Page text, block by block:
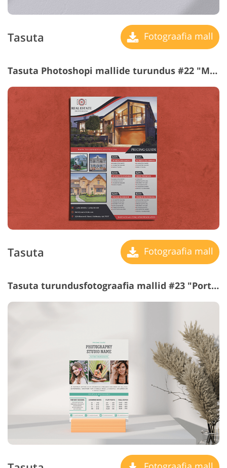
Tasuta Fotograafia mall
Tasuta Photoshopi mallide turundus #22 "Modern Style"
Tasuta Fotograafia mall
Tasuta turundusfotograafia mallid #23 "Portrait Photography"